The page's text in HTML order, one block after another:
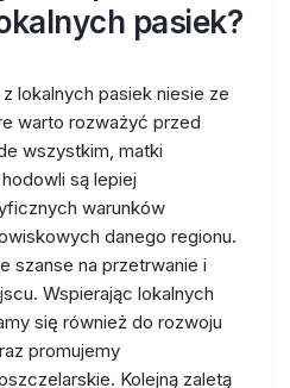
pasiek?
lokalnych pasiek niesie ze
warto rozważyć przed
wszystkim, matki
są lepiej
warunków
danego regionu.
szanse na przetrwanie i
Wspierając lokalnych
się również do rozwoju
promujemy
Kolejną zaletą